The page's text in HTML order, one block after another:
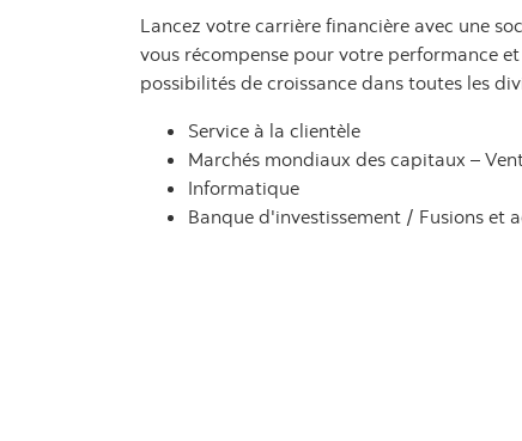
Lancez votre carrière financière avec une
vous récompense pour votre performance
possibilités de croissance dans toutes les
Service à la clientèle
Marchés mondiaux des capitaux –
Informatique
Banque d'investissement / Fusions et